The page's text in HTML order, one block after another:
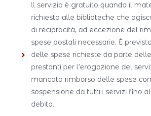
ll servizio è gratuito quando il
richiesto alle biblioteche che
di reciprocità, ad eccezione del
spese postali necessarie. È
delle spese richieste da parte
prestanti per l’erogazione del
mancato rimborso delle spese
sospensione da tutti i servizi fino
debito.